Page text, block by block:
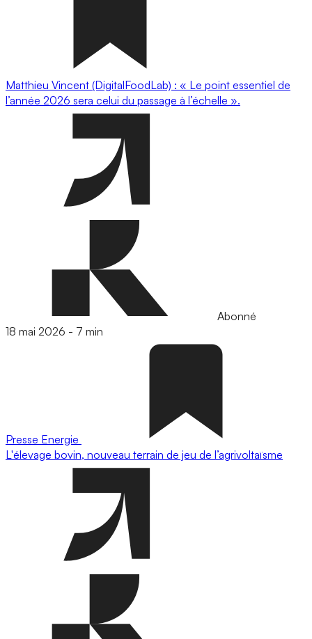
Matthieu Vincent (DigitalFoodLab) : « Le point essentiel de
l’année 2026 sera celui du passage à l’échelle ».
Abonné
18 mai 2026 - 7 min
Presse Energie
L'élevage bovin, nouveau terrain de jeu de l’agrivoltaïsme